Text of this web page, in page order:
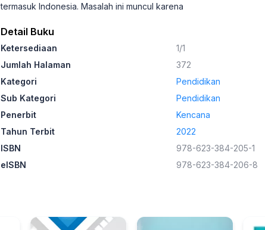
termasuk Indonesia. Masalah ini muncul karena
Detail Buku
Ketersediaan
1/1
Jumlah Halaman
372
Kategori
Pendidikan
Sub Kategori
Pendidikan
Penerbit
Kencana
Tahun Terbit
2022
ISBN
978-623-384-205-1
eISBN
978-623-384-206-8